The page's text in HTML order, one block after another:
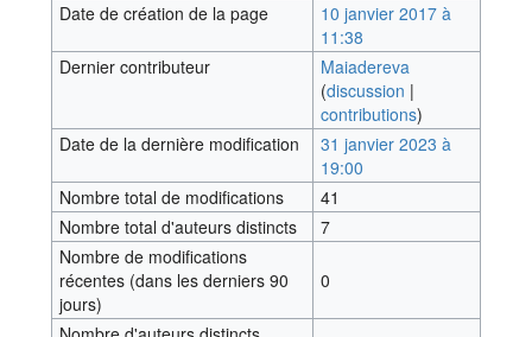
Date de création de la page
10 janvier 2017 à
11:38
Dernier contributeur
Maiadereva
(discussion |
contributions)
Date de la dernière modification
31 janvier 2023 à
19:00
Nombre total de modifications
41
Nombre total d'auteurs distincts
7
Nombre de modifications
récentes (dans les derniers 90
jours)
0